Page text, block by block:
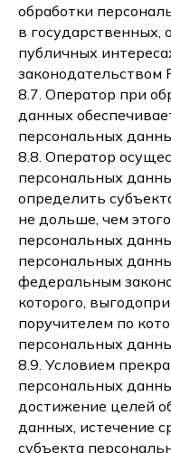
обработки
в
публичных
законодательством
8.7. Оператор при
данных
персональных
8.8. Оператор
персональных
определить
не дольше, чем
персональных
персональных
федеральным
которого,
поручителем по
персональных
8.9. Условием
персональных
достижение целей
данных, истечение
субъекта